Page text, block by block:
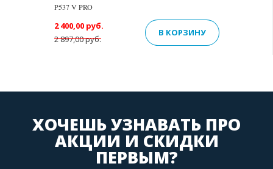
P537 V PRO
2 897,00 руб.
2 400,00 руб.
В КОРЗИНУ
ХОЧЕШЬ УЗНАВАТЬ ПРО
АКЦИИ И СКИДКИ
ПЕРВЫМ?